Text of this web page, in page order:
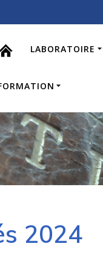
LABORATOIRE
2024